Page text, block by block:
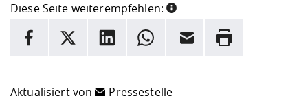
Diese Seite weiterempfehlen:
INFORMATION
Hier stehen weitere Informationen und ein Link zur
Facebook
X LinkedInWhatsappE-Mail Drucken
Aktualisiert von Pressestelle